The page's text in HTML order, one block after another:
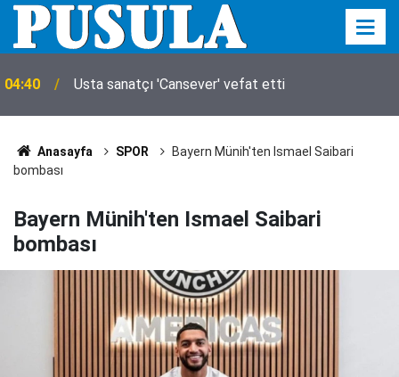
04:40 Usta sanatçı 'Cansever' vefat etti
Anasayfa SPOR
Bayern Münih'ten Ismael Saibari
bombası
Bayern Münih'ten Ismael Saibari
bombası